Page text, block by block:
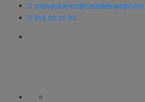
zoosanitarios@casadelcampo.net
916 90 10 90